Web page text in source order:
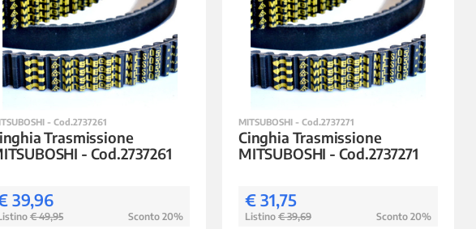
- Cod.2737261
Trasmissione
- Cod.2737261
39,96
€ 49,95 Sconto 20%
MITSUBOSHI - Cod.2737271
Cinghia Trasmissione
MITSUBOSHI - Cod.2737271
€ 31,75
Listino € 39,69 Sconto 20%